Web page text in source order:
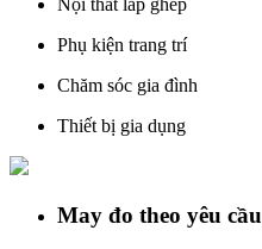
Nội thất lắp ghép
Phụ kiện trang trí
Chăm sóc gia đình
Thiết bị gia dụng
May đo theo yêu cầu